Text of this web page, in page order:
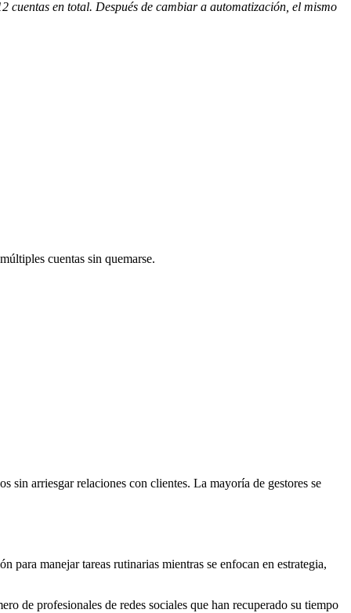
cuentas en total. Después de cambiar a automatización, el mismo
cuentas sin quemarse.
sin arriesgar relaciones con clientes. La mayoría de gestores se
para manejar tareas rutinarias mientras se enfocan en estrategia,
de profesionales de redes sociales que han recuperado su tiempo